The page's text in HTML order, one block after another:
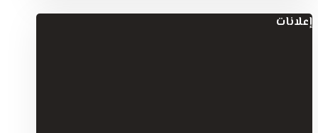
إعلانات